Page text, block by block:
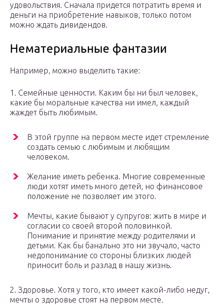
удовольствия. Сначала придется потратить время и
деньги на приобретение навыков, только потом
можно ждать дивидендов.
Нематериальные фантазии
Например, можно выделить такие:
1. Семейные ценности. Каким бы ни был человек,
какие бы моральные качества ни имел, каждый
жаждет быть любимым.
В этой группе на первом месте идет стремление
создать семью с любимым и любящим
человеком.
Желание иметь ребенка. Многие современные
люди хотят иметь много детей, но финансовое
положение не позволяет им этого.
Мечты, какие бывают у супругов: жить в мире и
согласии со своей второй половинкой.
Понимание и принятие между родителями и
детьми. Как бы банально это ни звучало, часто
недопонимание со стороны близких людей
приносит боль и разлад в нашу жизнь.
2. Здоровье. Хотя у того, кто имеет какой-либо недуг,
мечты о здоровье стоят на первом месте.